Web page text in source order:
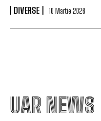
DIVERSE 10 Martie 2026
UAR NEWS